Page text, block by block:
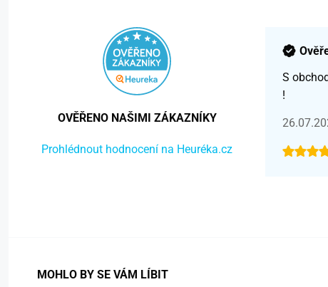
OVĚŘENO NAŠIMI ZÁKAZNÍKY
Prohlédnout hodnocení na Heuréka.cz
S
!
MOHLO BY SE VÁM LÍBIT